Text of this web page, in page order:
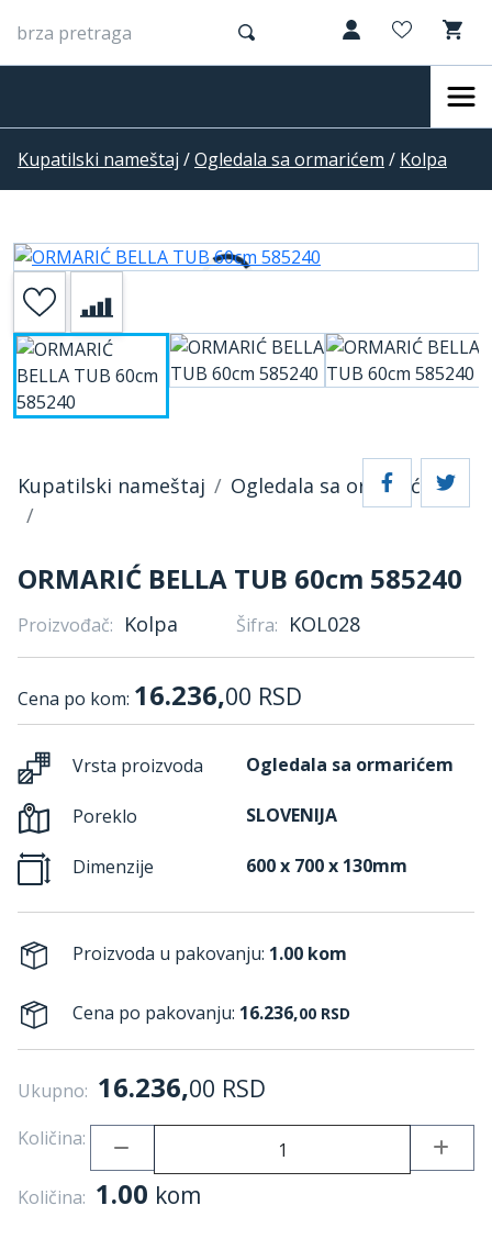
Kupatilski nameštaj /Ogledala sa ormarićem / Kolpa
Kupatilski nameštaj Ogledala sa ormarićem
ORMARIĆ BELLA TUB 60cm 585240
Proizvođač: Kolpa Šifra: KOL028
Cena po kom: 16.236,00 RSD
Vrsta proizvoda Ogledala sa ormarićem
Poreklo SLOVENIJA
Dimenzije 600 x 700 x 130mm
Proizvoda u pakovanju: 1.00 kom
Cena po pakovanju: 16.236,00 RSD
Ukupno: 16.236,00 RSD
Količina:
Količina: 1.00 kom